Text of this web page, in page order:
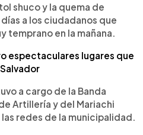
shuco y la quema de
a los ciudadanos que
temprano en la mañana.
espectaculares lugares que
a cargo de la Banda
Artillería y del Mariachi
redes de la municipalidad.